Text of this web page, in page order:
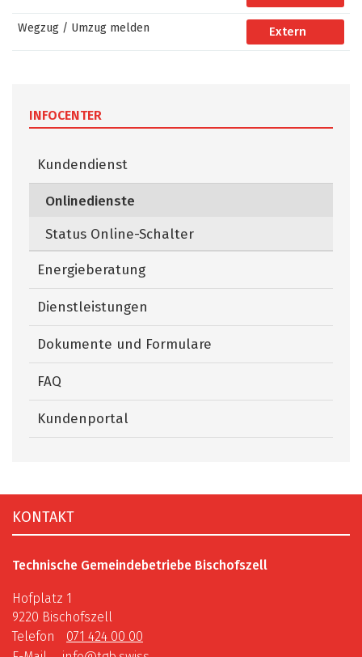
INFOCENTER
Kundendienst
Onlinedienste
Status Online-Schalter
Energieberatung
Dienstleistungen
Dokumente und Formulare
FAQ
Kundenportal
Wegzug / Umzug melden Wegzug /
Extern
Fusszeile
KONTAKT
Technische Gemeindebetriebe Bischofszell
Hofplatz 1
9220 Bischofszell
Telefon
071 424 00 00